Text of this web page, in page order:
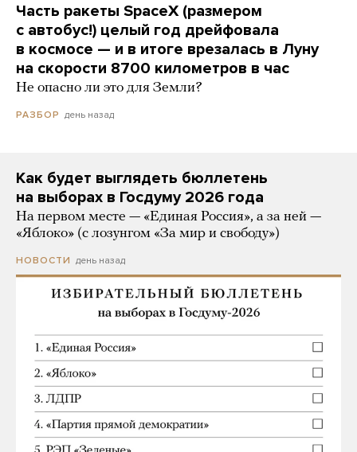
Часть ракеты SpaceX (размером
с автобус!) целый год дрейфовала
в космосе — и в итоге врезалась в Луну
на скорости 8700 километров в час
Не опасно ли это для Земли?
РАЗБОР день назад
Как будет выглядеть бюллетень
на выборах в Госдуму 2026 года
На первом месте — «Единая Россия», а за ней —
«Яблоко» (с лозунгом «За мир и свободу»)
НОВОСТИ день назад